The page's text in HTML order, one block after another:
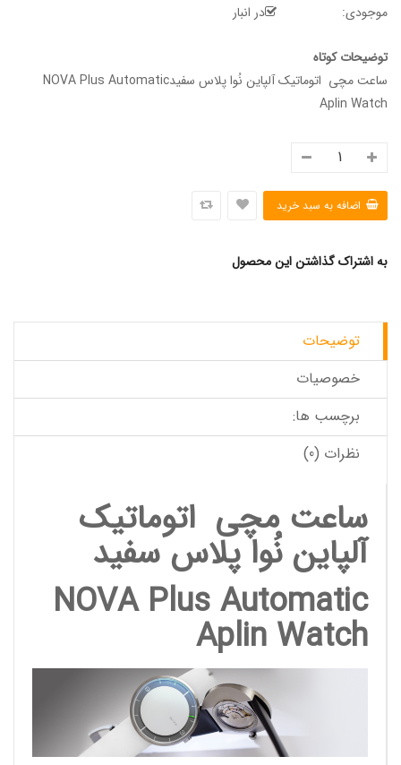
موجودی:
در انبار
توضیحات کوتاه
ساعت مچی اتوماتیک آلپاین نُوا پلاس سفیدNOVA Plus Automatic
Aplin Watch
به اشتراک گذاشتن این محصول
توضیحات
خصوصیات
برچسب ها:
نظرات (0)
ساعت مچی اتوماتیک
آلپاین نُوا پلاس سفید
NOVA Plus Automatic
Aplin Watch